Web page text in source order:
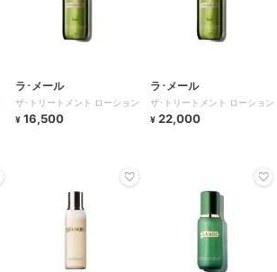
ラ･メール
ザ･トリートメント ローション
¥ 16,500
ラ･メール
ザ･トリートメント ローション
¥ 22,000